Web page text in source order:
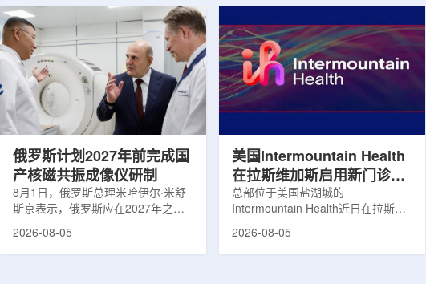
产，后续还可能将产品范围扩大至
钴-60、氚-3和氦-3等同位素。Lu-
177是当前全球放射性药物市场中应
用较广的治疗性放射性同位素，可用
于前列腺癌、神经内分泌肿瘤等疾病
相关放射性药物。此前，韩国所需
Lu-177完全依赖进口。由于其半衰
期约为6.6天，从生产、运输到药物
中国科学院合肥物质科学研究院副院
长宋云涛，中科离子董事长刘璐，总
经理陈永华，副总经理丁开忠、李
俊、光若怀陪同。韩冰一行详细了解
中科离子产业布局、经营情况，重点
围绕核医疗及高端装备关键技术突
俄罗斯计划2027年前完成国
产核磁共振成像仪研制
8月1日，俄罗斯总理米哈伊尔·米舒
斯京表示，俄罗斯应在2027年之前
完成国产核磁共振成像仪的研制工
2026-08-05
美国Intermountain Health
在拉斯维加斯启用新门诊诊
所，配置PET/CT和直线加
速器
总部位于美国盐湖城的
Intermountain Health近日在拉斯维
加斯西南部启用一座新的门诊诊所。
2026-08-05